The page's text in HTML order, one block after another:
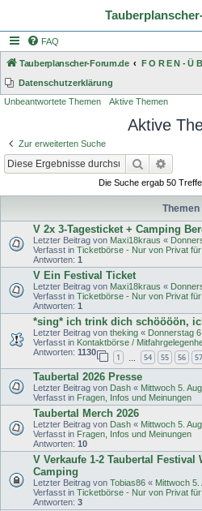
FAQ
Tauberplanscher-Forum.de
Datenschutzerklärung
Unbeantwortete Themen Aktive Themen
Aktive
Zur erweiterten Suche
Suche
Die Suche ergab 50
Themen
V 2x 3-Tagesticket + Camping
Letzter Beitrag von Maxi18kraus «
Verfasst in Ticketbörse - Nur von Privat für
Antworten: 1
V Ein Festival Ticket
Letzter Beitrag von Maxi18kraus «
Verfasst in Ticketbörse - Nur von Privat für
Antworten: 1
*sing* ich trink dich schöööön,
Letzter Beitrag von theking « Donnerstag
Verfasst in Kontaktbörse /
Antworten: 1130
1 54 55 56 57
Taubertal 2026 Presse
Letzter Beitrag von Dash « Mittwoch 5.
Verfasst in Fragen, Infos und Meinungen
Taubertal Merch 2026
Letzter Beitrag von Dash « Mittwoch 5.
Verfasst in Fragen, Infos und Meinungen
Antworten: 10
V Verkaufe 1-2 Taubertal
Camping
Letzter Beitrag von Tobias86 « Mittwoch 5.
Verfasst in Ticketbörse - Nur von Privat für
Antworten: 3